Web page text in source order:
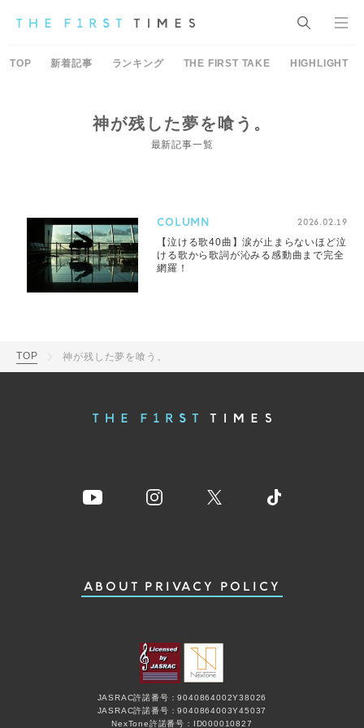
TOP 新着記事 ランキング THE FIRST TAKE HIGHLIGHT
神が残した夢を喰う。
最新記事一覧
COLUMN 2026.02.19
【泣ける歌40曲】涙が止まらないほど泣
ける歌から歌詞が沁みる感動曲まで完全
網羅！
TOP 神が残した夢を喰う。
ABOUT PRIVACY POLICY
JASRAC許諾番号：9040864002Y38026
JASRAC許諾番号：9040864003Y45037
NexTone許諾番号：ID000010827